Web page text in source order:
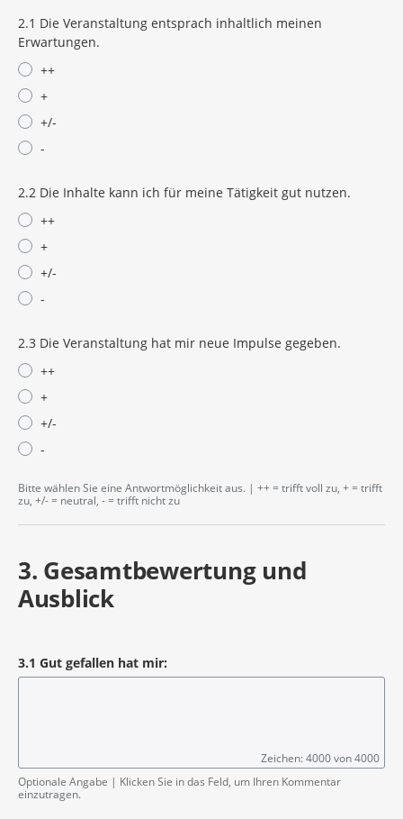
2.1 Die Veranstaltung entsprach inhaltlich meinen
Erwartungen.
++
+
+/-
-
2.2 Die Inhalte kann ich für meine Tätigkeit gut nutzen.
++
+
+/-
-
2.3 Die Veranstaltung hat mir neue Impulse gegeben.
++
+
+/-
-
Bitte wählen Sie eine Antwortmöglichkeit aus. | ++ = trifft voll zu, + = trifft
zu, +/- = neutral, - = trifft nicht zu
3. Gesamtbewertung und
Ausblick
3.1 Gut gefallen hat mir:
Zeichen: 4000 von 4000
Optionale Angabe | Klicken Sie in das Feld, um Ihren Kommentar
einzutragen.